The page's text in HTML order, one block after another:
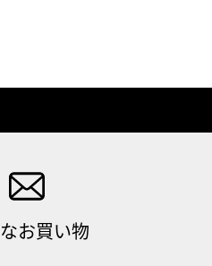
お買い物